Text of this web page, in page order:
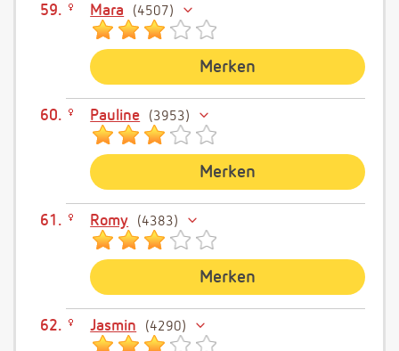
Mara 4507
Merken
Pauline 3953
Merken
Romy 4383
Merken
Jasmin 4290